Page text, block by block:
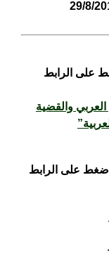
على الرابط
والقضية
على الرابط